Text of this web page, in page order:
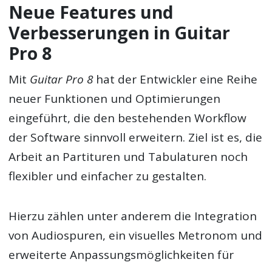
Neue Features und
Verbesserungen in Guitar
Pro 8
Mit Guitar Pro 8hat der Entwickler eine Reihe
neuer Funktionen und Optimierungen
eingeführt, die den bestehenden Workflow
der Software sinnvoll erweitern. Ziel ist es, die
Arbeit an Partituren und Tabulaturen noch
flexibler und einfacher zu gestalten.
Hierzu zählen unter anderem die Integration
von Audiospuren, ein visuelles Metronom und
erweiterte Anpassungsmöglichkeiten für